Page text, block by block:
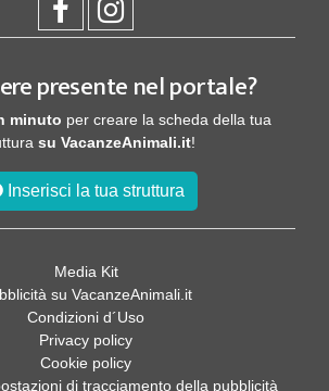
presente nel portale?
minuto per creare la scheda della tua
su VacanzeAnimali.it!
Inserisci la tua struttura
Media Kit
su VacanzeAnimali.it
Condizioni d´Uso
Privacy policy
Cookie policy
di tracciamento della pubblicità